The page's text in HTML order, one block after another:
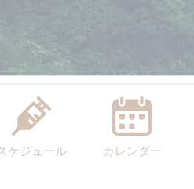
ケジュール カレンダー